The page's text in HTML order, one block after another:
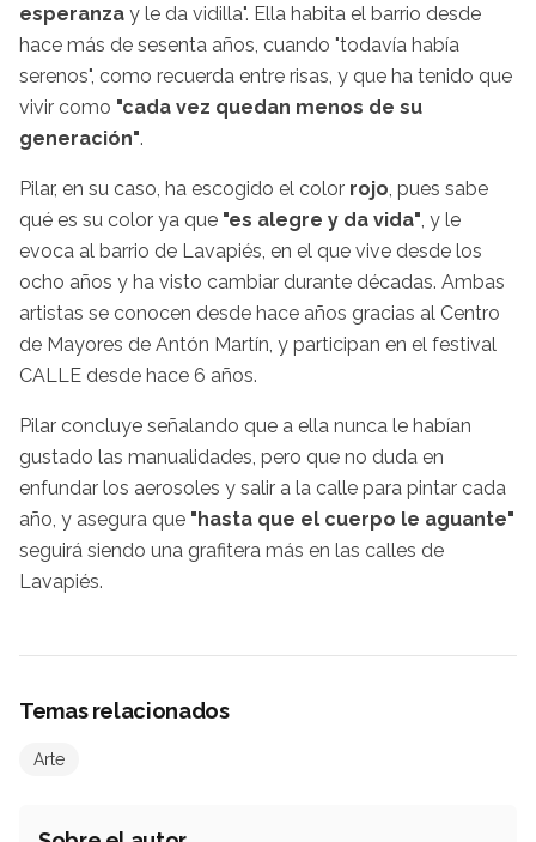
esperanza y le da vidilla". Ella habita el barrio desde
hace más de sesenta años, cuando "todavía había
serenos", como recuerda entre risas, y que ha tenido que
vivir como "cada vez quedan menos de su
generación".
Pilar, en su caso, ha escogido el color rojo, pues sabe
qué es su color ya que "es alegre y da vida", y le
evoca al barrio de Lavapiés, en el que vive desde los
ocho años y ha visto cambiar durante décadas. Ambas
artistas se conocen desde hace años gracias al Centro
de Mayores de Antón Martín, y participan en el festival
CALLE desde hace 6 años.
Pilar concluye señalando que a ella nunca le habían
gustado las manualidades, pero que no duda en
enfundar los aerosoles y salir a la calle para pintar cada
año, y asegura que "hasta que el cuerpo le aguante"
seguirá siendo una grafitera más en las calles de
Lavapiés.
Temas relacionados
Arte